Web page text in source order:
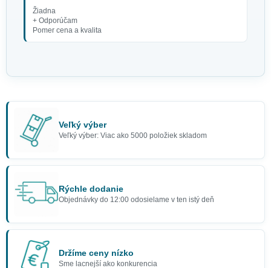
Žiadna
+ Odporúčam
Pomer cena a kvalita
Veľký výber
Veľký výber: Viac ako 5000 položiek skladom
Rýchle dodanie
Objednávky do 12:00 odosielame v ten istý deň
Držíme ceny nízko
Sme lacnejší ako konkurencia